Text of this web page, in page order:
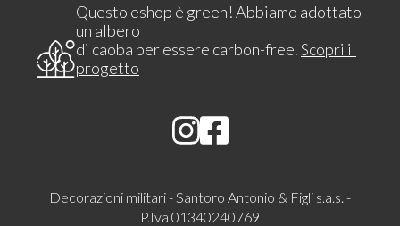
Questo eshop è green! Abbiamo adottato
un albero
di caoba per essere carbon-free.Scopri il
progetto
Decorazioni militari - Santoro Antonio & Figli s.a.s. -
P.Iva 01340240769